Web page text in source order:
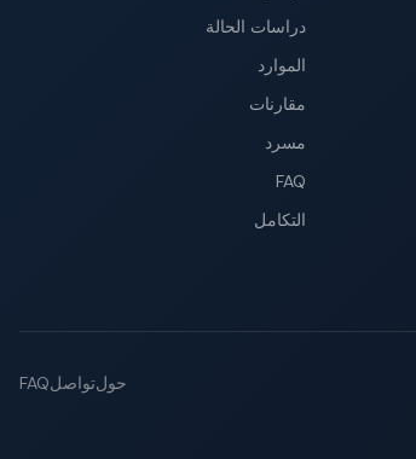
دراسات الحالة
الموارد
مقارنات
مسرد
FAQ
التكامل
حولتواصلFAQ